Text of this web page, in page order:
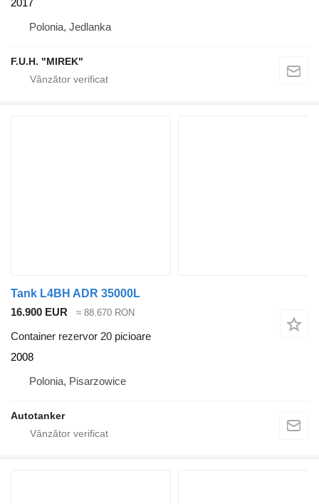
Polonia, Jedlanka
F.U.H. "MIREK"
Tank L4BH ADR 35000L
16.900 EUR
≈ 88.670 RON
Container rezervor 20 picioare
2008
Polonia, Pisarzowice
Autotanker